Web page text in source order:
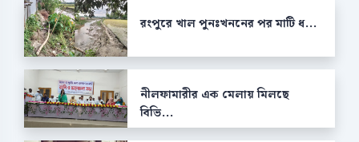
রংপুরে খাল পুনঃখননের পর মাটি ধ...
নীলফামারীর এক মেলায় মিলছে
বিভি...